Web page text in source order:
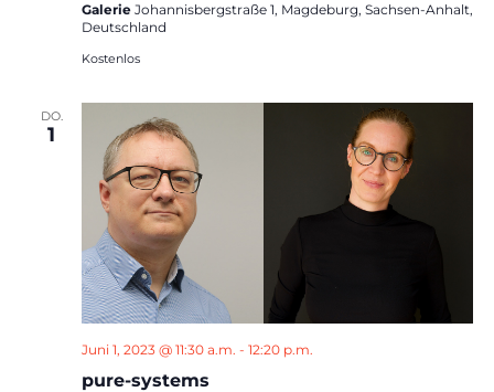
Galerie Johannisbergstraße 1, Magdeburg, Sachsen-Anhalt,
Deutschland
Kostenlos
DO.
1
pure-systems
Juni 1, 2023 @ 11:30 a.m. - 12:20 p.m.